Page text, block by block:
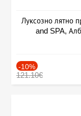
Луксозно лятно
and SPA,
-10%
121.10€